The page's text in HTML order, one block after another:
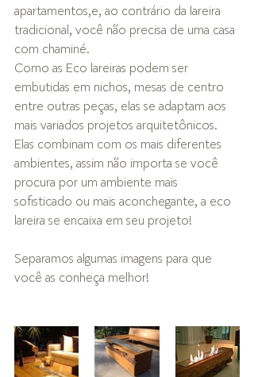
apartamentos,e, ao contrário da lareira
tradicional, você não precisa de uma casa
com chaminé.
Como as Eco lareiras podem ser
embutidas em nichos, mesas de centro
entre outras peças, elas se adaptam aos
mais variados projetos arquitetônicos.
Elas combinam com os mais diferentes
ambientes, assim não importa se você
procura por um ambiente mais
sofisticado ou mais aconchegante, a eco
lareira se encaixa em seu projeto!
Separamos algumas imagens para que
você as conheça melhor!